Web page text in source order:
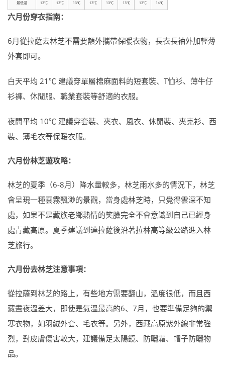
最低溫 13℃ 13℃ 13℃ 13℃ 13℃ 13℃ 13℃ 14℃
六月份穿衣指南：
6月從拉薩去林芝不需要額外攜帶保暖衣物，長衣長袖外加輕薄
外套即可。
白天平均 21℃ 建議穿單層棉麻面料的短套裝、T恤衫、薄牛仔
衫褲、休閒服、職業套裝等舒適的衣服。
夜間平均 10℃ 建議穿套裝、夾衣、風衣、休閒裝、夾克衫、西
裝、薄毛衣等保暖衣服。
六月份林芝遊攻略：
林芝的夏季（6-8月）降水量較多，林芝雨水多的情況下，林芝
會呈現一種雲霧飄渺的景觀，當身處林芝時，只覺得雲深不知
處，如果不是藏族老鄉熱情的笑臉完全不會意識到自己已經身
處青藏高原。夏季建議到達拉薩後沿著拉林高等級公路進入林
芝旅行。
六月份去林芝注意事項：
從拉薩到林芝的路上，有些地方需要翻山，溫度很低，而且西
藏晝夜溫差大，即使是氣溫最高的6、7月，也要準備足夠的禦
寒衣物，如羽絨外套、毛衣等。另外，西藏高原紫外線非常強
烈，對皮膚傷害較大，建議備足太陽鏡、防曬霜、帽子防曬物
品。